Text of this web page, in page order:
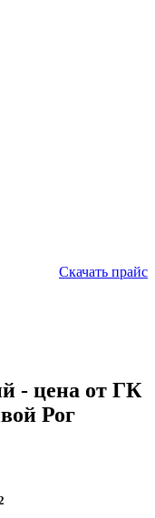
Скачать прайс
- цена от ГК
Рог